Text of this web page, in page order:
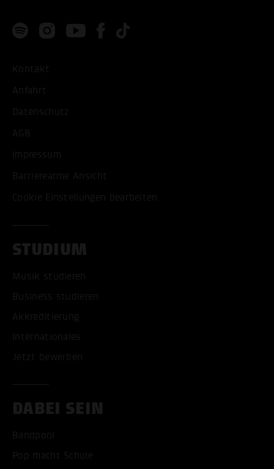
Kontakt
Anfahrt
Datenschutz
AGB
Impressum
Barrierearme Ansicht
Cookie Einstellungen bearbeiten
STUDIUM
Musik studieren
Business studieren
Akkreditierung
Internationales
Jetzt bewerben
DABEI SEIN
Bandpool
Pop macht Schule